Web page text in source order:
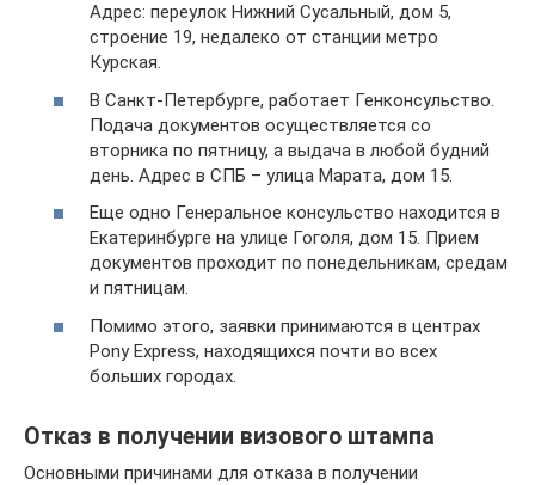
Адрес: переулок Нижний Сусальный, дом 5,
строение 19, недалеко от станции метро
Курская.
В Санкт-Петербурге, работает Генконсульство.
Подача документов осуществляется со
вторника по пятницу, а выдача в любой будний
день. Адрес в СПБ – улица Марата, дом 15.
Еще одно Генеральное консульство находится в
Екатеринбурге на улице Гоголя, дом 15. Прием
документов проходит по понедельникам, средам
и пятницам.
Помимо этого, заявки принимаются в центрах
Pony Express, находящихся почти во всех
больших городах.
Отказ в получении визового штампа
Основными причинами для отказа в получении